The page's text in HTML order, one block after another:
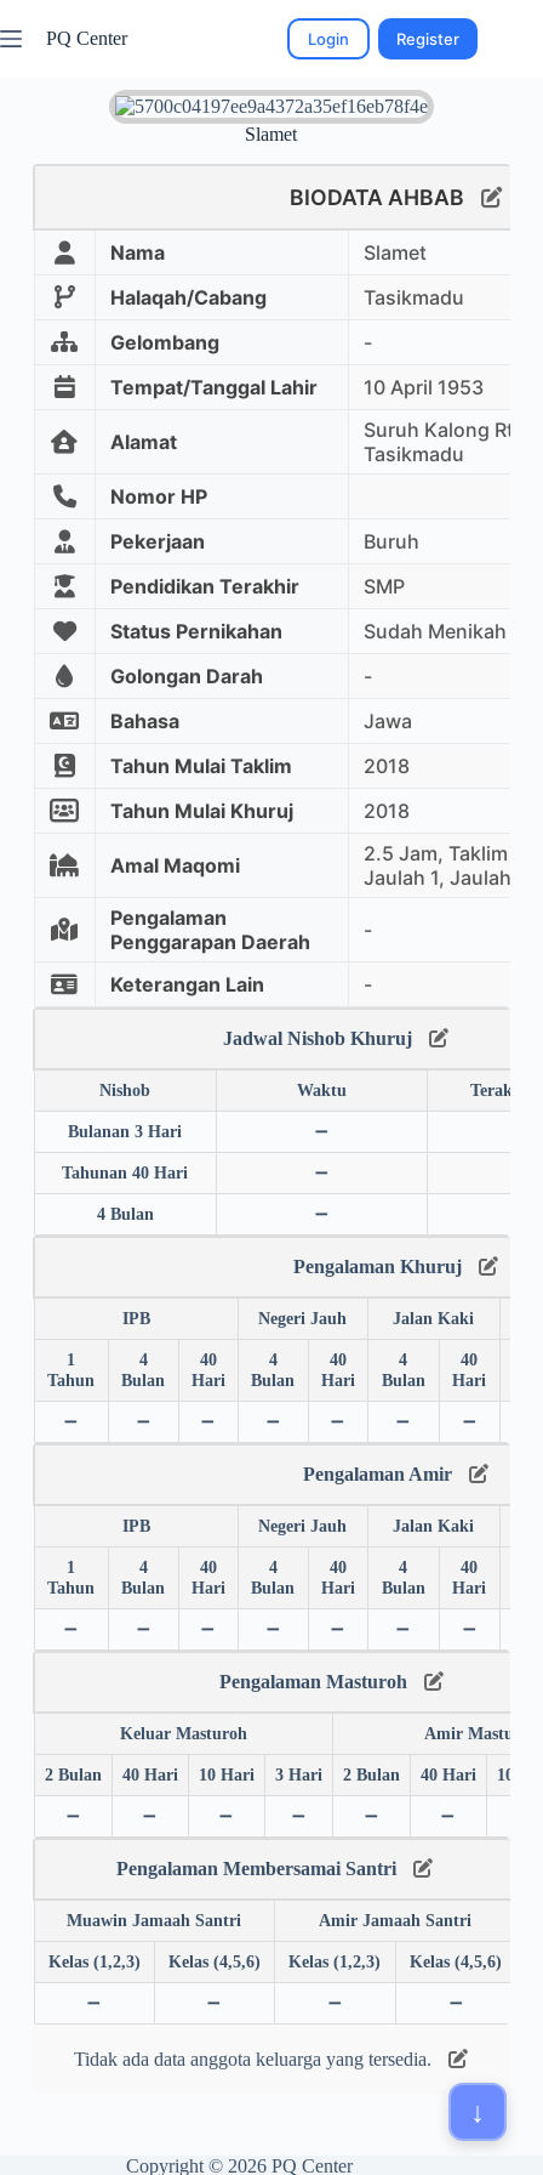
PQ Center Login Register
Slamet
BIODATA AHBAB
Nama
Slamet
Halaqah/Cabang
Tasikmadu
Gelombang
-
Tempat/Tanggal Lahir
10 April 1953
Alamat
Suruh Kalong
Tasikmadu
Nomor HP
Pekerjaan
Buruh
Pendidikan Terakhir
SMP
Status Pernikahan
Sudah Menikah
Golongan Darah
-
Bahasa
Jawa
Tahun Mulai Taklim
2018
Tahun Mulai Khuruj
2018
Amal Maqomi
2.5 Jam, Taklim
Jaulah 1, Jaulah 2
Pengalaman
Penggarapan Daerah
-
Keterangan Lain -
Jadwal Nishob Khuruj
Nishob Waktu Terakhir
Bulanan 3 Hari ➖
Tahunan 40 Hari ➖
4 Bulan ➖
Pengalaman Khuruj
IPB Negeri Jauh Jalan Kaki
1
Tahun
4
Bulan
40
Hari
4
Bulan
40
Hari
4
Bulan
40
Hari
➖ ➖ ➖ ➖ ➖ ➖ ➖
Pengalaman Amir
IPB Negeri Jauh Jalan Kaki
1
Tahun
4
Bulan
40
Hari
4
Bulan
40
Hari
4
Bulan
40
Hari
➖ ➖ ➖ ➖ ➖ ➖ ➖
Pengalaman Masturoh
Keluar Masturoh Amir Masturoh
2 Bulan 40 Hari 10 Hari 3 Hari 2 Bulan 40 Hari 10
➖ ➖ ➖ ➖ ➖ ➖
Pengalaman Membersamai Santri
Muawin Jamaah Santri Amir Jamaah Santri
Kelas (1,2,3) Kelas (4,5,6) Kelas (1,2,3) Kelas (4,5,6)
➖ ➖ ➖ ➖
Tidak ada data anggota keluarga yang tersedia.
Copyright © 2026 PQ Center